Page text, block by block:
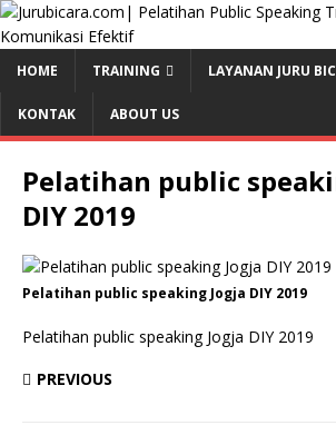
HOME TRAINING LAYANAN JURU
KONTAK ABOUT US
Pelatihan public
DIY 2019
Pelatihan public speaking Jogja DIY 2019
Pelatihan public speaking Jogja DIY 2019
PREVIOUS